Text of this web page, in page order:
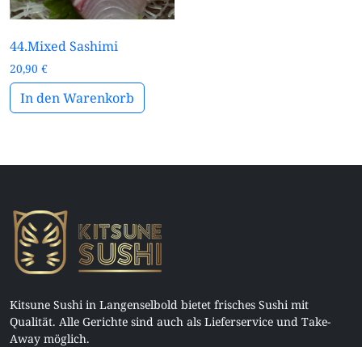
44.Mixed Sashimi
20,90 €
In den Warenkorb
Kitsune Sushi in Langenselbold bietet frisches Sushi mit
Qualität. Alle Gerichte sind auch als Lieferservice und Take-
Away möglich.